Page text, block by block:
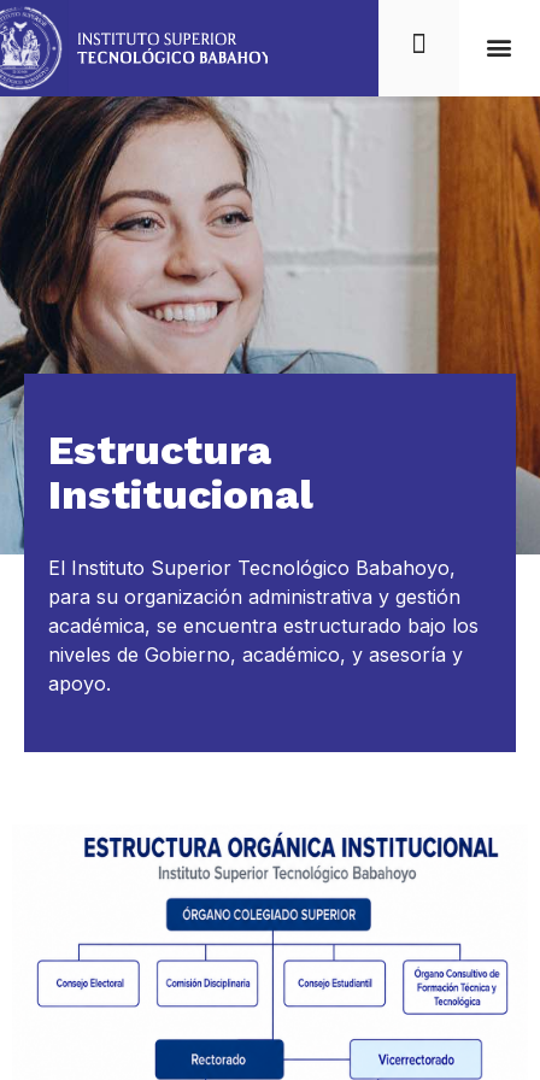
Estructura
Institucional
El Instituto Superior Tecnológico Babahoyo,
para su organización administrativa y gestión
académica, se encuentra estructurado bajo los
niveles de Gobierno, académico, y asesoría y
apoyo.